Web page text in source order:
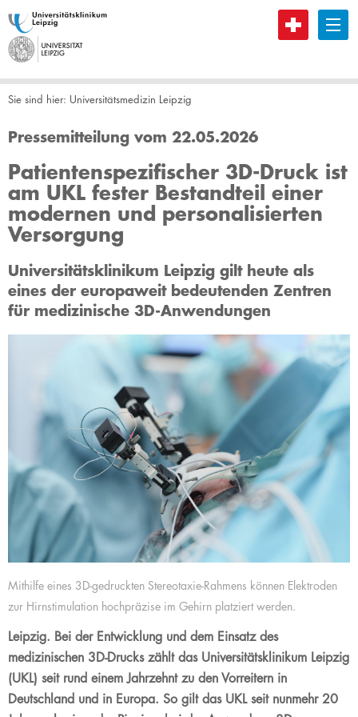
B
Sie sind hier: Universitätsmedizin Leipzig
Pressemitteilung vom 22.05.2026
Patientenspezifischer 3D-Druck ist
am UKL fester Bestandteil einer
modernen und personalisierten
Versorgung
Universitätsklinikum Leipzig gilt heute als
eines der europaweit bedeutenden Zentren
für medizinische 3D-Anwendungen
Mithilfe eines 3D-gedruckten Stereotaxie-Rahmens können Elektroden
zur Hirnstimulation hochpräzise im Gehirn platziert werden.
Leipzig. Bei der Entwicklung und dem Einsatz des
medizinischen 3D-Drucks zählt das Universitätsklinikum Leipzig
(UKL) seit rund einem Jahrzehnt zu den Vorreitern in
Deutschland und in Europa. So gilt das UKL seit nunmehr 20